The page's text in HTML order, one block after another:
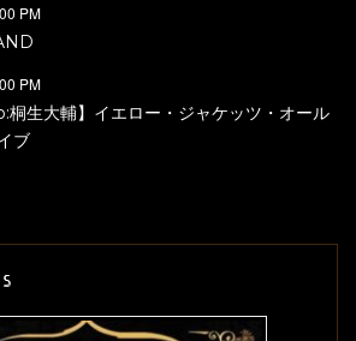
PM
PM
桐生大輔】イエロー・ジャケッツ・オール
ブ